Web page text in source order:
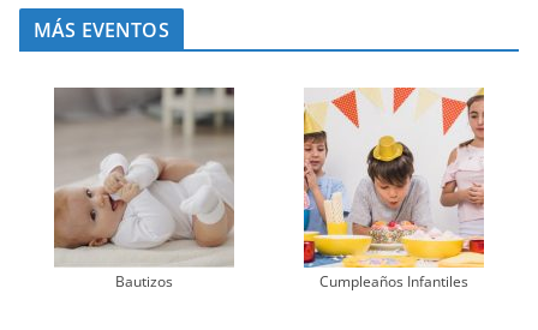
MÁS EVENTOS
Bautizos Cumpleaños Infantiles